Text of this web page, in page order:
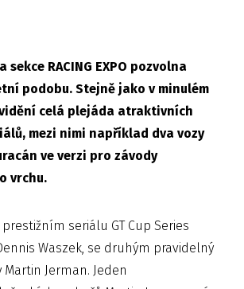
RACING EXPO pozvolna
podobu. Stejně jako v minulém
celá plejáda atraktivních
mezi nimi například dva vozy
ve verzi pro závody
vrchu.
seriálu GT Cup Series
Waszek, se druhým pravidelný
Jerman. Jeden